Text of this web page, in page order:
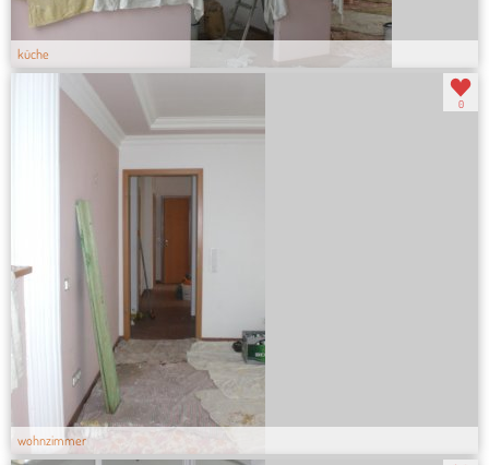
küche
wohnzimmer
0